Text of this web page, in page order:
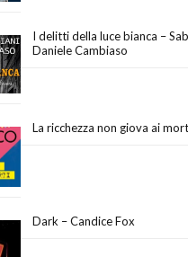
I delitti della luce bianca –
Daniele Cambiaso
La ricchezza non giova ai
Dark – Candice Fox